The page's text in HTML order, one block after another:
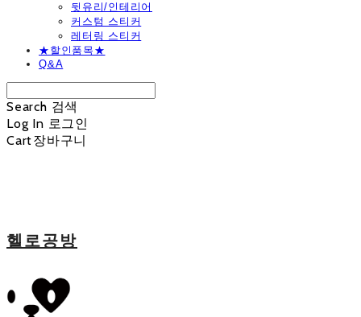
뒷유리/인테리어
커스텀 스티커
레터링 스티커
★할인품목★
Q&A
Search 검색
Log In 로그인
Cart장바구니
헬로공방